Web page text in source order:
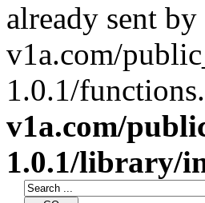
already sent
v1a.com/
1.0.1/
v1a.com/
1.0.1/library/